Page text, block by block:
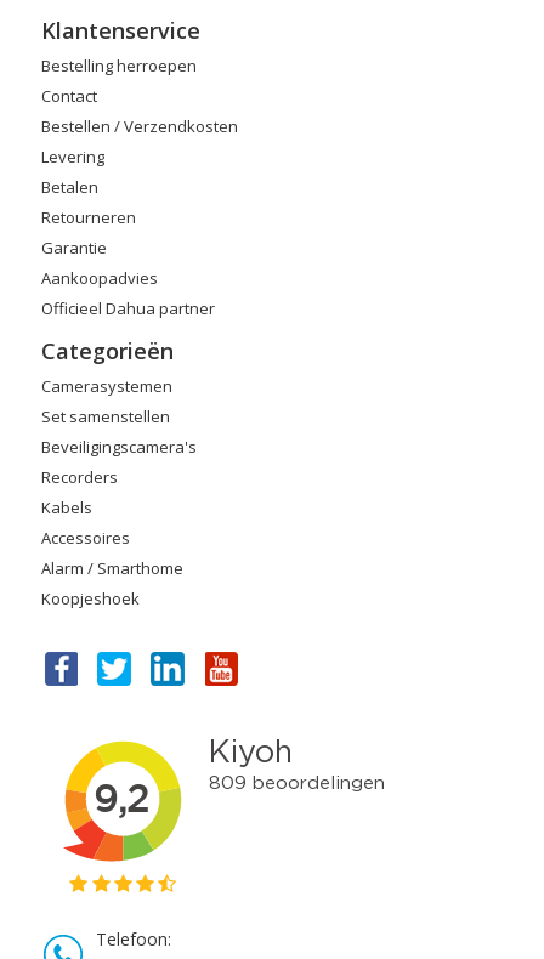
Klantenservice
Bestelling herroepen
Contact
Bestellen / Verzendkosten
Levering
Betalen
Retourneren
Garantie
Aankoopadvies
Officieel Dahua partner
Categorieën
Camerasystemen
Set samenstellen
Beveiligingscamera's
Recorders
Kabels
Accessoires
Alarm / Smarthome
Koopjeshoek
Telefoon: